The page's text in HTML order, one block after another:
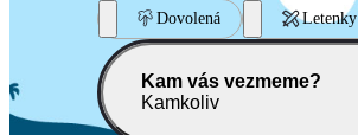
Dovolená Letenky
Kam vás vezmeme?
Kamkoliv